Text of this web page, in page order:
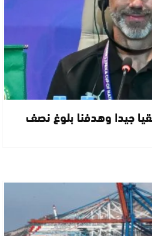
جيدا وهدفنا بلوغ نصف